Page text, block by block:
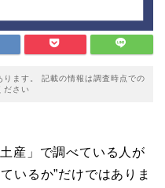
ます。 記載の情報は調査時点での
ださい
産」で調べている人が
いるか”だけではありま